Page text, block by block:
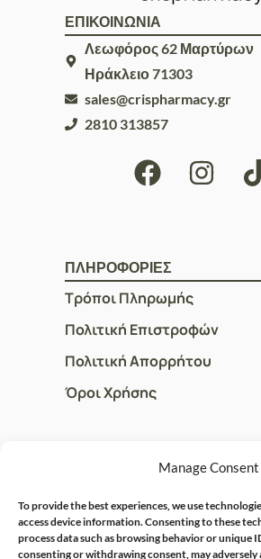
Manage Consent
To provide the best experiences, we use
access device information. Consenting to these
process data such as browsing behavior or unique
consenting or withdrawing consent, may
ΕΠΙΚΟΙΝΩΝΙΑ
Λεωφόρος 62 Μαρτύρων
Ηράκλειο 71303
sales@crispharmacy.gr
2810 313857
ΠΛΗΡΟΦΟΡΙΕΣ
Τρόποι Πληρωμής
Πολιτική Επιστροφών
Πολιτική Απορρήτου
Όροι Χρήσης
ΓΡΗΓΟΡOI ΣΥΝΔΕΣΜΟΙ
Η Ομάδα μας
Επικοινωνία